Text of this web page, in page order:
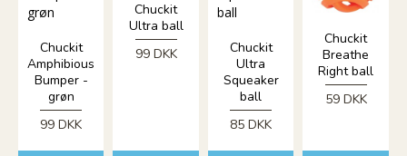
Chuckit
Amphibious
Bumper -
grøn
99 DKK
Chuckit
Ultra ball
99 DKK
Chuckit
Ultra
Squeaker
ball
85 DKK
Chuckit
Breathe
Right ball
59 DKK